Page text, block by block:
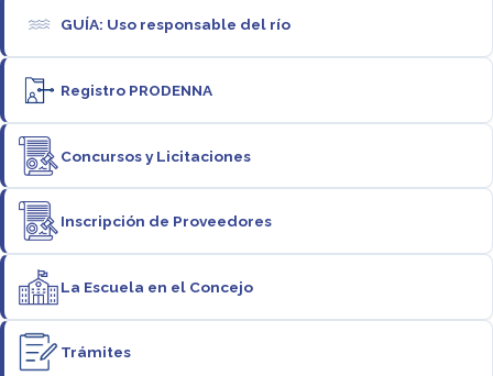
GUÍA: Uso responsable del río
Registro PRODENNA
Concursos y Licitaciones
Inscripción de Proveedores
La Escuela en el Concejo
Trámites